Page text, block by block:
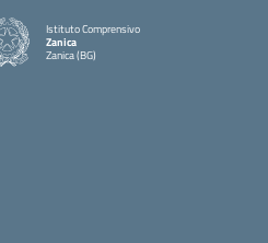
Istituto Comprensivo
Zanica
Zanica (BG)